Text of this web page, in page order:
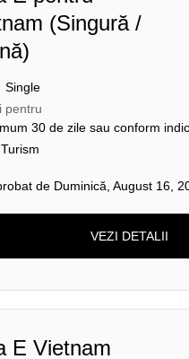
(Singură /
Single
pentru
30 de zile sau conform
Turism
de Duminică, August 16,
VEZI DETALII
E Vietnam